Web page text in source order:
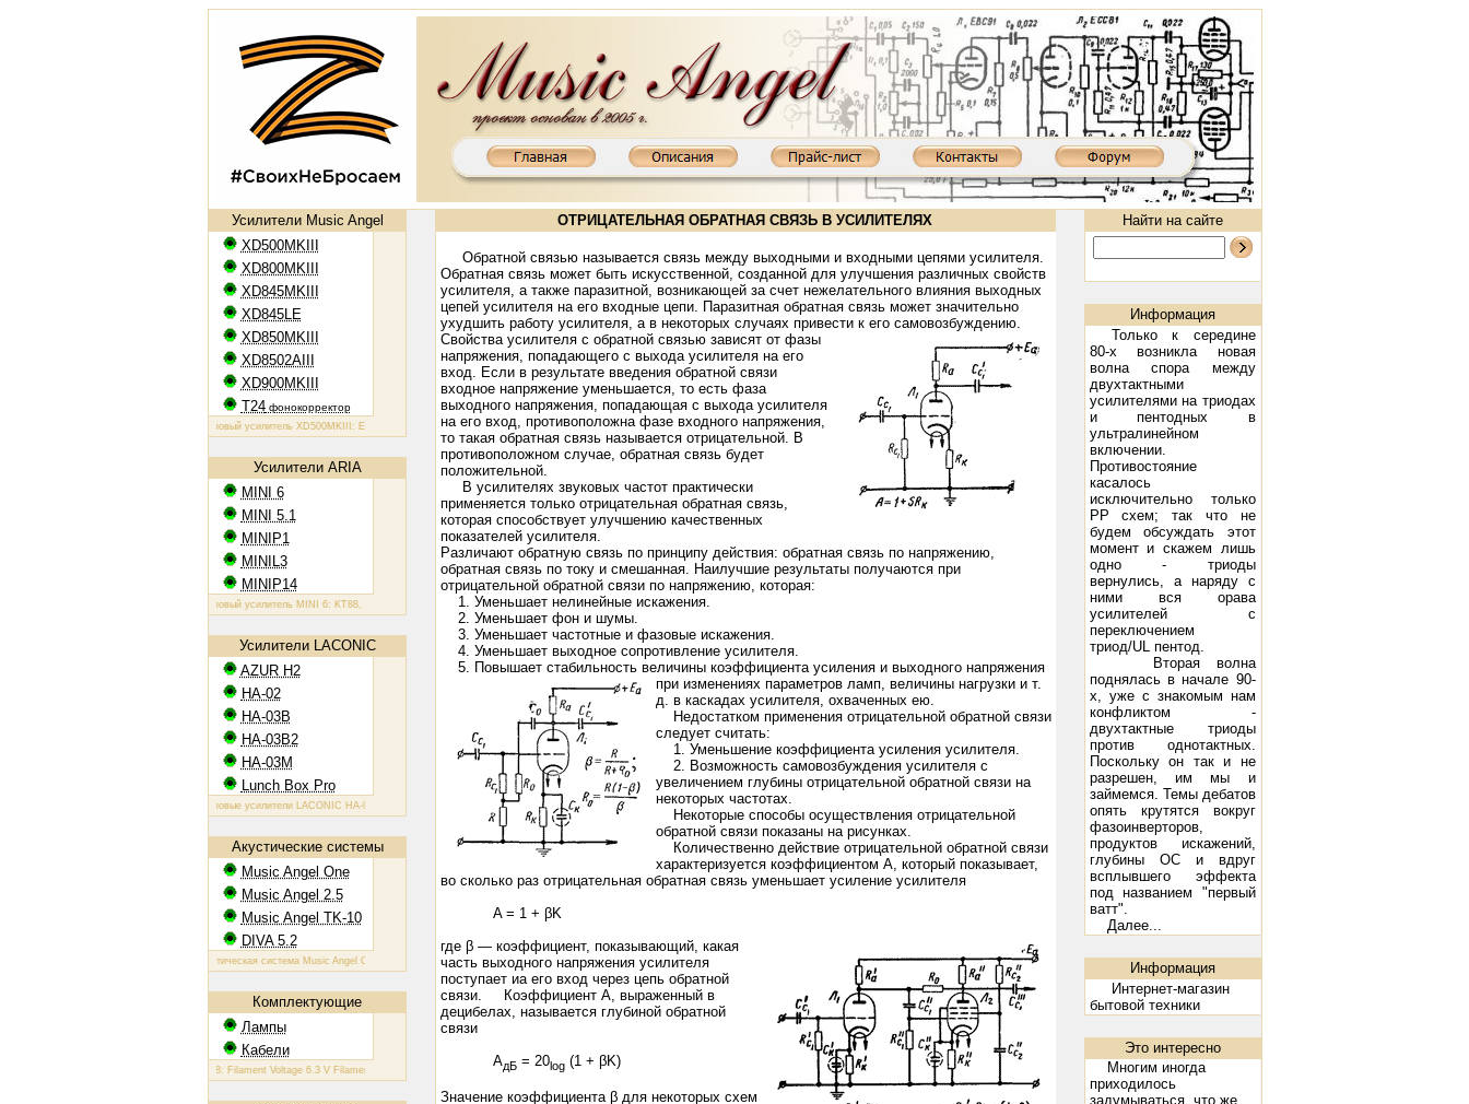
Усилители Music Angel
XD500MKIII
XD800MKIII
XD845MKIII
XD845LE
XD850MKIII
XD8502AIII
XD900MKIII
T24фонокорректор
Ламповый усилитель XD500MKIII: EL34, 2х50 Вт Ламповый усилитель XD800MKIII: KT88, 2х65 ВтЛамповый усилитель XD845MKIII: 845, 2х20 Вт Ламповый усилитель XD850MKIII: 300B, 2х9 Вт Ламповый усилитель XD8502AIII: 300B, 2х9 Вт
Усилители ARIA
MINI 6
MINI 5.1
MINIP1
MINIL3
MINIP14
Ламповый усилитель MINI 6: KT88, 2х60 Вт Ламповый усилитель MINIP1: 6AQ5, 2х10 ВтЛамповый усилитель MINIL3: EL34, 2х35 Вт
Усилители LACONIC
AZUR H2
HA-02
HA-03B
HA-03B2
HA-03M
Lunch Box Pro
Ламповые усилители LACONIC HA-02,03B/B2/M: 6N6P, 2х1,2 Вт на 300 Ом
Акустические системы
Music Angel One
Music Angel 2.5
Music Angel TK-10
DIVA 5.2
Акустическая система Music Angel One: 20 - 100 Вт, 38 Гц - 30 кГц, 86 Дб/Вт/мАкустическая система Music Angel 2.5: 20 - 200 Вт, 20 Гц - 30 кГц, 86 Дб/Вт/мАкустическая система Music Angel TK-10: 10 - 250 Вт, 45 Гц - 22 кГц, 8 Ом, 97 дБ/Вт/м
Комплектующие
Лампы
Кабели
КТ 88: Filament Voltage 6.3 V Filament Current 1.6 A Plate Voltage (max) 800 V Plate Current (max) 230 mA Plate Dissipation (max) 40 W 845: D.C. Plate Voltage 1250 D.C. Grid Voltage -98 Peak A.F. Grid Voltage 93 D.C. Plate Current (ma.) 95 Power Output (watts) 15 21
ОТРИЦАТЕЛЬНАЯ ОБРАТНАЯ СВЯЗЬ В УСИЛИТЕЛЯХ
Обратной связью называется связь между выходными и входными цепями усилителя.
Обратная связь может быть искусственной, созданной для улучшения различных свойств
усилителя, а также паразитной, возникающей за счет нежелательного влияния выходных
цепей усилителя на его входные цепи. Паразитная обратная связь может значительно
ухудшить работу усилителя, а в некоторых случаях привести к его самовозбуждению.
Свойства усилителя с обратной связью зависят от фазы
напряжения, попадающего с выхода усилителя на его
вход. Если в результате введения обратной связи
входное напряжениеуменьшается, то есть фаза
выходного напряжения, попадающая с выхода усилителя
на его вход, противоположна фазе входного напряжения,
то такая обратная связь называется отрицательной. В
противоположном случае, обратная связь будет
положительной.
В усилителях звуковых частот практически
применяется только отрицательная обратная связь,
которая способствует улучшению качественных
показателей усилителя.
Различают обратную связь по принципу действия: обратная связь по напряжению,
обратная связь по току и смешанная. Наилучшие результаты получаются при
отрицательной обратной связи по напряжению, которая:
1. Уменьшает нелинейные искажения.
2. Уменьшает фон и шумы.
3. Уменьшает частотные и фазовые искажения.
4. Уменьшает выходное сопротивление усилителя.
5. Повышает стабильность величины коэффициента усиления и выходного напряжения
при изменениях параметров ламп, величины нагрузки и т.
д. в каскадах усилителя, охваченных ею.
Недостатком применения отрицательной обратной связи
следует считать:
1. Уменьшение коэффициента усиления усилителя.
2. Возможность самовозбуждения усилителя с
увеличением глубины отрицательной обратной связи на
некоторых частотах.
Некоторые способы осуществления отрицательной
обратной связи показаны на рисунках.
Количественно действие отрицательной обратной связи
характеризуется коэффициентом А, который показывает,
во сколько раз отрицательная обратная связь уменьшает усиление усилителя
A = 1 + βK
где β — коэффициент, показывающий, какая
часть выходного напряжения усилителя
поступает иа его вход через цепь обратной
связи. Коэффициент А, выраженный в
децибелах, называется глубиной обратной
связи
AдБ = 20log(1 + βK)
Значение коэффициента β для некоторых схем
Найти на сайте
Информация
Только к середине
80-х возникла новая
волна спора между
двухтактными
усилителями на триодах
и пентодных в
ультралинейном
включении.
Противостояние
касалось
исключительно только
РР схем; так что не
будем обсуждать этот
момент и скажем лишь
одно - триоды
вернулись, а наряду с
ними вся орава
усилителей с
переключением
триод/UL пентод.
Вторая волна
поднялась в начале 90-
х, уже с знакомым нам
конфликтом -
двухтактные триоды
против однотактных.
Поскольку он так и не
разрешен, им мы и
займемся. Темы дебатов
опять крутятся вокруг
фазоинверторов,
продуктов искажений,
глубины ОС и вдруг
всплывшего эффекта
под названием "первый
ватт".
Далее...
Информация
Интернет-магазин
бытовой техники
Это интересно
Многим иногда
приходилось
задумываться, что же